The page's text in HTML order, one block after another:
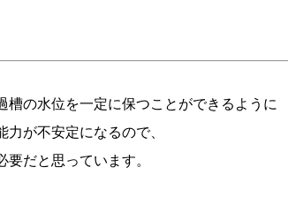
槽の水位を一定に保つことができるように
力が不安定になるので、
だと思っています。